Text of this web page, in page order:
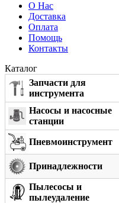
О Нас
Доставка
Оплата
Помощь
Контакты
Каталог
Запчасти для
инструмента
Насосы и насосные
станции
Пневмоинструмент
Принадлежности
Пылесосы и
пылеудаление